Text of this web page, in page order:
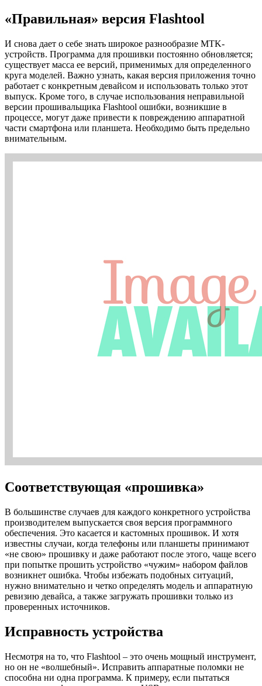
«Правильная» версия Flashtool
И снова дает о себе знать широкое разнообразие MTK-
устройств. Программа для прошивки постоянно обновляется;
существует масса ее версий, применимых для определенного
круга моделей. Важно узнать, какая версия приложения точно
работает с конкретным девайсом и использовать только этот
выпуск. Кроме того, в случае использования неправильной
версии прошивальщика Flashtool ошибки, возникшие в
процессе, могут даже привести к повреждению аппаратной
части смартфона или планшета. Необходимо быть предельно
внимательным.
Соответствующая «прошивка»
В большинстве случаев для каждого конкретного устройства
производителем выпускается своя версия программного
обеспечения. Это касается и кастомных прошивок. И хотя
известны случаи, когда телефоны или планшеты принимают
«не свою» прошивку и даже работают после этого, чаще всего
при попытке прошить устройство «чужим» набором файлов
возникнет ошибка. Чтобы избежать подобных ситуаций,
нужно внимательно и четко определять модель и аппаратную
ревизию девайса, а также загружать прошивки только из
проверенных источников.
Исправность устройства
Несмотря на то, что Flashtool – это очень мощный инструмент,
но он не «волшебный». Исправить аппаратные поломки не
способна ни одна программа. К примеру, если пытаться